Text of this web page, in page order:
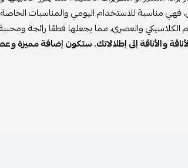
فهي مناسبة للاستخدام اليومي والمناسبات
الكلاسيكي والعصري، مما يجعلها قطعًا رائجة
والأناقة إلى إطلالاتك. ستكون إضافة